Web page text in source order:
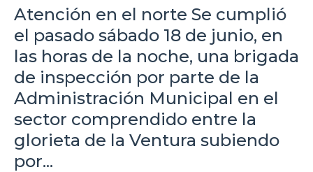
Atención en el norte Se cumplió
el pasado sábado 18 de junio, en
las horas de la noche, una brigada
de inspección por parte de la
Administración Municipal en el
sector comprendido entre la
glorieta de la Ventura subiendo
por...